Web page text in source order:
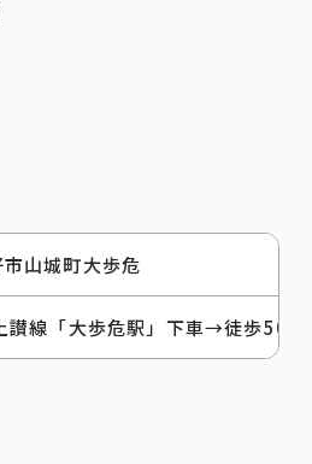
市山城町大歩危
讃線「大歩危駅」下車→徒歩50